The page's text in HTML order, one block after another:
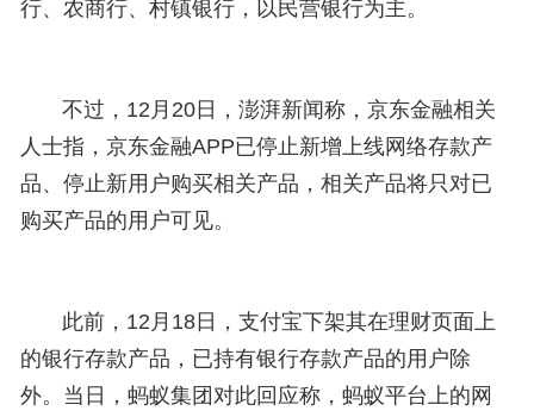
行、农商行、村镇银行，以民营银行为主。
不过，12月20日，澎湃新闻称，京东金融相关
人士指，京东金融APP已停止新增上线网络存款产
品、停止新用户购买相关产品，相关产品将只对已
购买产品的用户可见。
此前，12月18日，支付宝下架其在理财页面上
的银行存款产品，已持有银行存款产品的用户除
外。当日，蚂蚁集团对此回应称，蚂蚁平台上的网